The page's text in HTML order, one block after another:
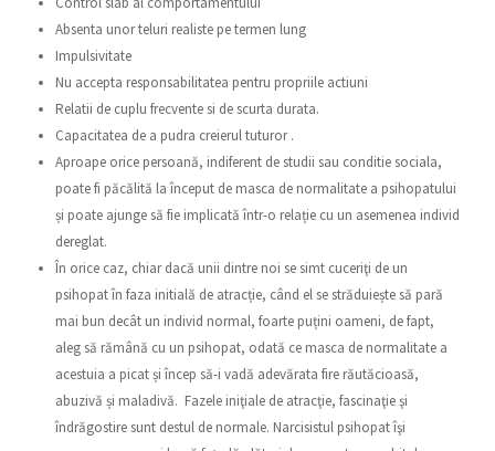
Absenta unor teluri realiste pe termen lung
Impulsivitate
Nu accepta responsabilitatea pentru propriile actiuni
Relatii de cuplu frecvente si de scurta durata.
Capacitatea de a pudra creierul tuturor .
Aproape orice persoană, indiferent de studii sau conditie sociala,
poate fi păcălită la început de masca de normalitate a psihopatului
și poate ajunge să fie implicată într-o relație cu un asemenea individ
dereglat.
În orice caz, chiar dacă unii dintre noi se simt cuceriţi de un
psihopat în faza initială de atracție, când el se străduiește să pară
mai bun decât un individ normal, foarte puțini oameni, de fapt,
aleg să rămână cu un psihopat, odată ce masca de normalitate a
acestuia a picat și încep să-i vadă adevărata fire răutăcioasă,
abuzivă și maladivă. Fazele iniţiale de atracţie, fascinaţie şi
îndrăgostire sunt destul de normale. Narcisistul psihopat îşi